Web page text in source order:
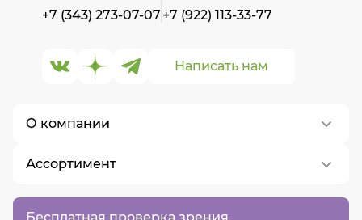
Бесплатная проверка зрения
О компании
О нас
Контакты
Ассортимент
Написать нам
+7 (343) 273-07-07 +7 (922) 113-33-77